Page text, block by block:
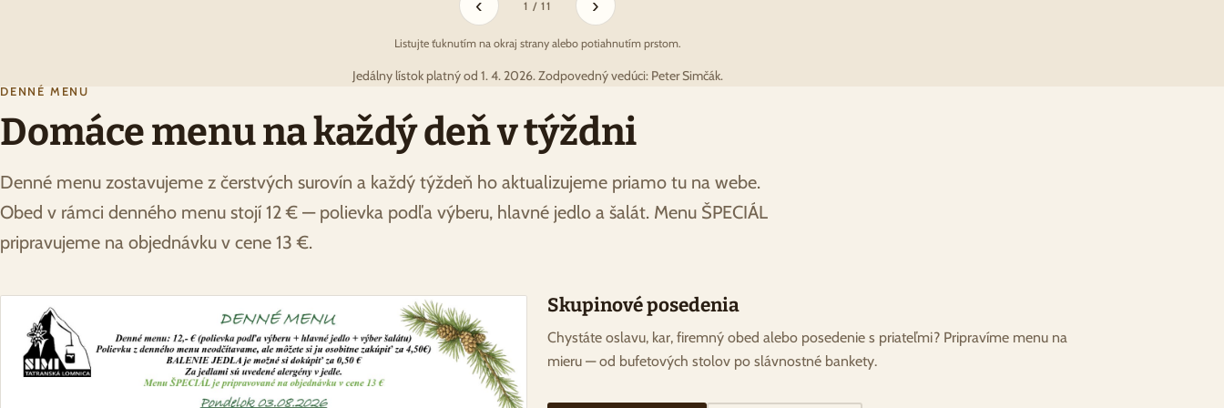
‹ 1 / 11 ›
Listujte ťuknutím na okraj strany alebo potiahnutím prstom.
Jedálny lístok platný od 1. 4. 2026. Zodpovedný vedúci: Peter Simčák.
DENNÉ MENU
Domáce menu na každý deň v týždni
Denné menu zostavujeme z čerstvých surovín a každý týždeň ho aktualizujeme priamo tu na webe.
Obed v rámci denného menu stojí 12 € — polievka podľa výberu, hlavné jedlo a šalát. Menu ŠPECIÁL
pripravujeme na objednávku v cene 13 €.
Skupinové posedenia
Chystáte oslavu, kar, firemný obed alebo posedenie s priateľmi? Pripravíme menu na
mieru — od bufetových stolov po slávnostné bankety.